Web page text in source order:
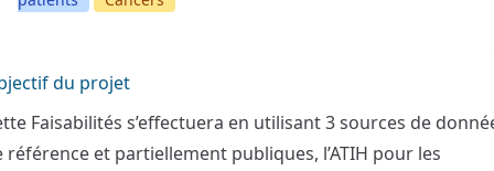
du projet
Faisabilités s’effectuera en utilisant 3 sources de
référence et partiellement publiques, l’ATIH pour les